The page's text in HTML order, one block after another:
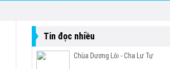
Tin đọc nhiều
Chùa Dương Lôi - Cha Lư Tự